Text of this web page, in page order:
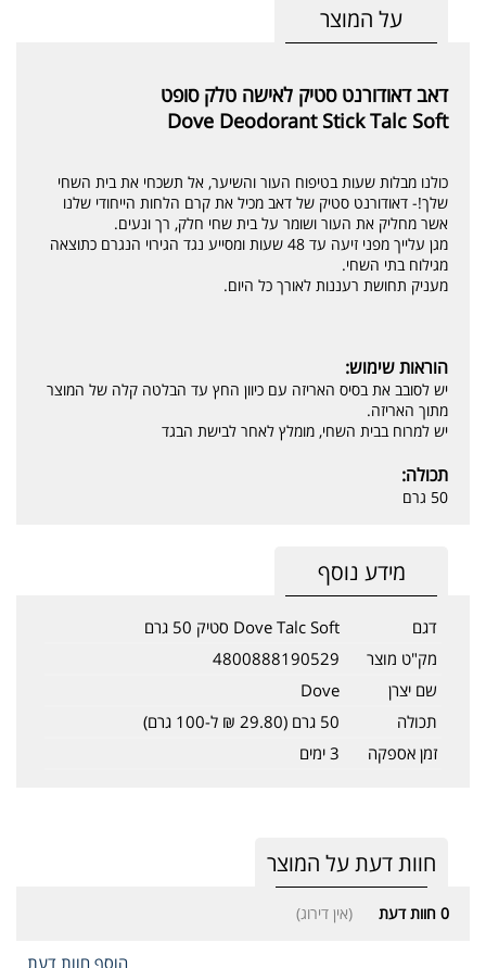
על המוצר
דאב דאודורנט סטיק לאישה טלק סופט
Dove Deodorant Stick Talc Soft
כולנו מבלות שעות בטיפוח העור והשיער, אל תשכחי את בית השחי
שלך!- דאודורנט סטיק של דאב מכיל את קרם הלחות הייחודי שלנו
אשר מחליק את העור ושומר על בית שחי חלק, רך ונעים.
מגן עלייך מפני זיעה עד 48 שעות ומסייע נגד הגירוי הנגרם כתוצאה
מגילוח בתי השחי.
מעניק תחושת רעננות לאורך כל היום.
הוראות שימוש:
יש לסובב את בסיס האריזה עם כיוון החץ עד הבלטה קלה של המוצר
מתוך האריזה.
יש למרוח בבית השחי, מומלץ לאחר לבישת הבגד
תכולה:
50 גרם
מידע נוסף
דגם
Dove Talc Soft סטיק 50 גרם
מק"ט מוצר
4800888190529
שם יצרן
Dove
תכולה
50 גרם (29.80 ₪ ל-100 גרם)
זמן אספקה
3 ימים
חוות דעת על המוצר
0 חוות דעת (אין דירוג)
הוסף חוות דעת